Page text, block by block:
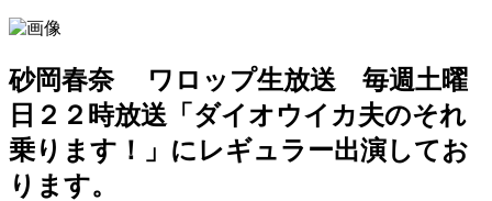
砂岡春奈 ワロップ生放送 毎週土曜
日２２時放送「ダイオウイカ夫のそれ
乗ります！」にレギュラー出演してお
ります。